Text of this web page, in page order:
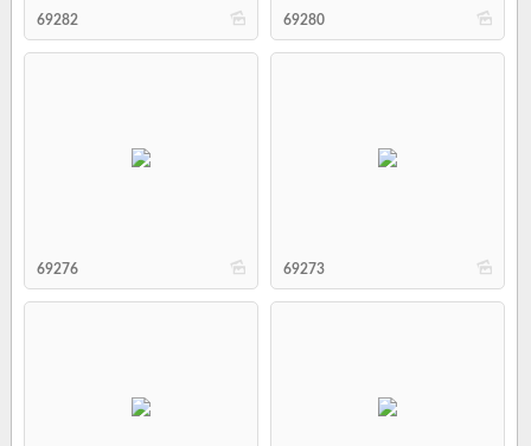
b
69282 b
69280
b
69276 b
69273